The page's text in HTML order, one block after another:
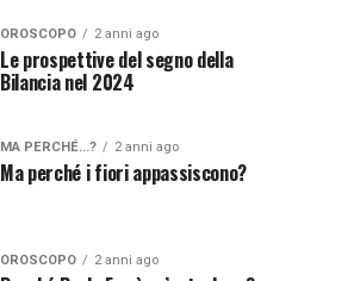
OROSCOPO 2 anni ago
Le prospettive del segno della
Bilancia nel 2024
MA PERCHÉ...? 2 anni ago
Ma perché i fiori appassiscono?
OROSCOPO 2 anni ago